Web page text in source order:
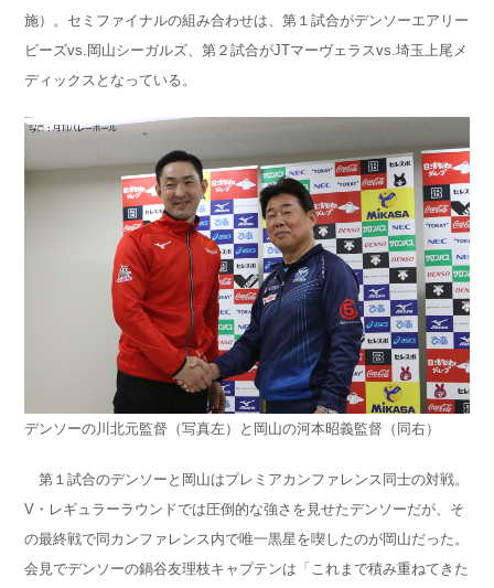
施）。セミファイナルの組み合わせは、第１試合がデンソーエアリー
ビーズvs.岡山シーガルズ、第２試合がJTマーヴェラスvs.埼玉上尾メ
ディックスとなっている。
デンソーの川北元監督（写真左）と岡山の河本昭義監督（同右）
第１試合のデンソーと岡山はプレミアカンファレンス同士の対戦。
V・レギュラーラウンドでは圧倒的な強さを見せたデンソーだが、そ
の最終戦で同カンファレンス内で唯一黒星を喫したのが岡山だった。
会見でデンソーの鍋谷友理枝キャプテンは「これまで積み重ねてきた